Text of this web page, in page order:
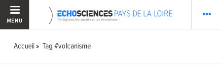
MENU
Accueil Tag #volcanisme